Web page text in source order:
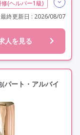
(ヘルパー1級)
残業月20時間以内
不問
上
車通勤可
最終更新日 : 2026/08/07
人を見る
パート・アルバイ